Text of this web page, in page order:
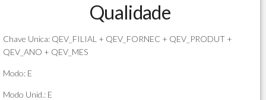
Qualidade
Chave Unica: QEV_FILIAL + QEV_FORNEC + QEV_PRODUT +
QEV_ANO + QEV_MES
Modo: E
Modo Unid.: E